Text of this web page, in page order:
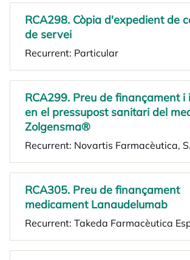
RCA298. Còpia d'expedient de
de servei
Recurrent: Particular
RCA299. Preu de finançament i
en el pressupost sanitari del
Zolgensma®
Recurrent: Novartis Farmacèutica,
RCA305. Preu de finançament
medicament Lanaudelumab
Recurrent: Takeda Farmacèutica